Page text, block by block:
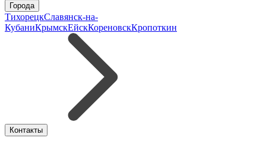
Города
ТихорецкСлавянск-на-
КубаниКрымскЕйскКореновскКропоткин
Контакты